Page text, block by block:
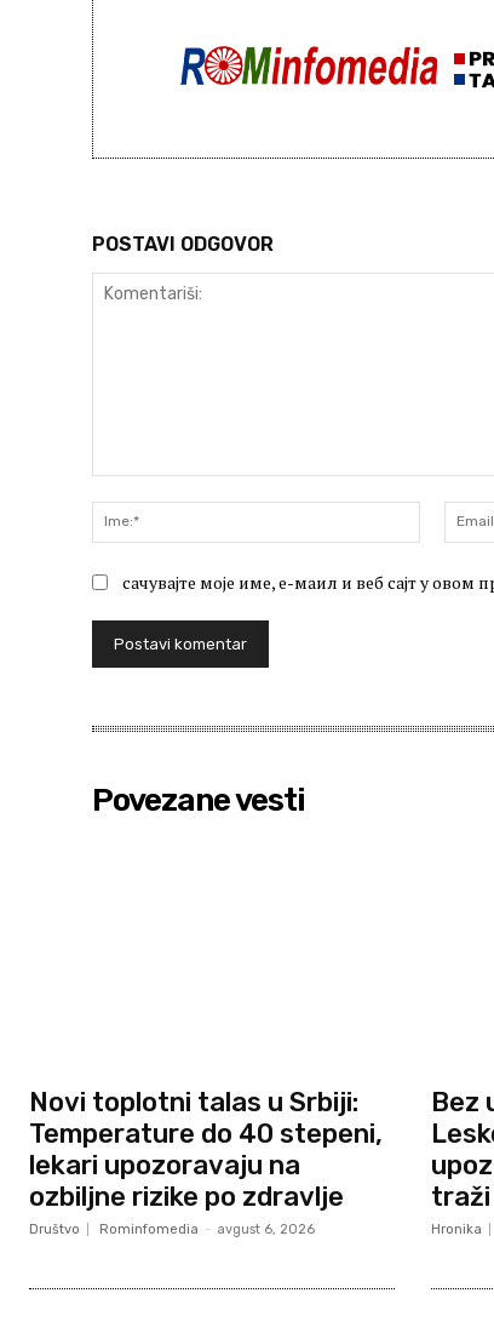
POSTAVI ODGOVOR
Ime:*
сачувајте моје име, е-маил и веб сајт у
Povezane vesti
Novi toplotni talas u Srbiji:
Temperature do 40 stepeni,
lekari upozoravaju na
ozbiljne rizike po zdravlje
Društvo Rominfomedia - avgust 6, 2026
Bez
traži
Hronika